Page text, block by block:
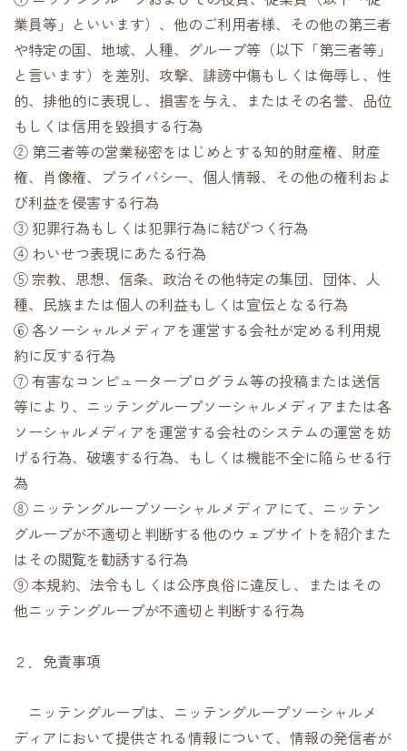
業員等」といいます）、他のご利用者様、その他の第三者
や特定の国、地域、人種、グループ等（以下「第三者等」
と言います）を差別、攻撃、誹謗中傷もしくは侮辱し、性
的、排他的に表現し、損害を与え、またはその名誉、品位
もしくは信用を毀損する行為
② 第三者等の営業秘密をはじめとする知的財産権、財産
権、肖像権、プライバシー、個人情報、その他の権利およ
び利益を侵害する行為
③ 犯罪行為もしくは犯罪行為に結びつく行為
④ わいせつ表現にあたる行為
⑤ 宗教、思想、信条、政治その他特定の集団、団体、人
種、民族または個人の利益もしくは宣伝となる行為
⑥ 各ソーシャルメディアを運営する会社が定める利用規
約に反する行為
⑦ 有害なコンピュータープログラム等の投稿または送信
等により、ニッテングループソーシャルメディアまたは各
ソーシャルメディアを運営する会社のシステムの運営を妨
げる行為、破壊する行為、もしくは機能不全に陥らせる行
為
⑧ ニッテングループソーシャルメディアにて、ニッテン
グループが不適切と判断する他のウェブサイトを紹介また
はその閲覧を勧誘する行為
⑨ 本規約、法令もしくは公序良俗に違反し、またはその
他ニッテングループが不適切と判断する行為
２．免責事項
ニッテングループは、ニッテングループソーシャルメ
ディアにおいて提供される情報について、情報の発信者が